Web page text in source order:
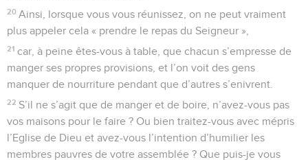
20 Ainsi, lorsque vous vous réunissez, on ne peut vraiment
plus appeler cela « prendre le repas du Seigneur »,
21 car, à peine êtes-vous à table, que chacun s’empresse de
manger ses propres provisions, et l’on voit des gens
manquer de nourriture pendant que d’autres s’enivrent.
22 S’il ne s’agit que de manger et de boire, n’avez-vous pas
vos maisons pour le faire ? Ou bien traitez-vous avec mépris
l’Eglise de Dieu et avez-vous l’intention d’humilier les
membres pauvres de votre assemblée ? Que puis-je vous